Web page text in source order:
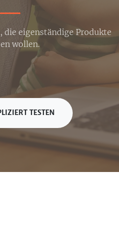
die eigenständige Produkte
wollen.
TESTEN